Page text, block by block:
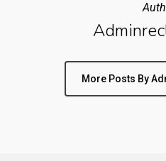
More Posts By